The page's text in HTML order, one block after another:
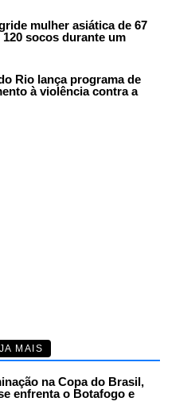
mulher asiática de 67
socos durante um
Rio lança programa de
à violência contra a
MAIS
na Copa do Brasil,
enfrenta o Botafogo e